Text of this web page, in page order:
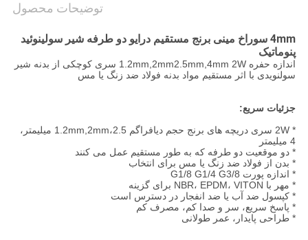
POLICY
توضیحات محصول
4mm سوراخ مینی برنج مستقیم درایو دو طرفه شیر سولینوئید
پنوماتیک
اندازه حفره 1.2mm,2mm2.5mm,4mm 2W سری کوچکی از بدنه شیر
سولنویدی با اثر مستقیم مواد بدنه فولاد ضد زنگ یا مس
جزئیات سریع:
* 2W سری دریچه های برنج حجم دیافراگم 1.2mm,2mm،2.5 میلیمتر،
4 میلیمتر
* دو موقعیت دو طرفه که به طور مستقیم عمل می کنند
* بدن از فولاد ضد زنگ یا مس برای انتخاب
* اندازه پورت G1/8 G1/4 G3/8
* مهر با NBR، EPDM، VITON برای گزینه
* کپسول ضد آب یا ضد انفجار در دسترس است
* پاسخ سریع، سر و صدا کم، مصرف کم
* طراحی پایدار، عمر طولانی